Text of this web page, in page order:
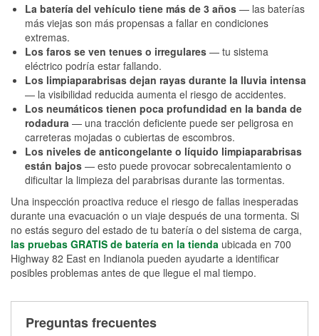
La batería del vehículo tiene más de 3 años — las baterías
más viejas son más propensas a fallar en condiciones
extremas.
Los faros se ven tenues o irregulares — tu sistema
eléctrico podría estar fallando.
Los limpiaparabrisas dejan rayas durante la lluvia intensa
— la visibilidad reducida aumenta el riesgo de accidentes.
Los neumáticos tienen poca profundidad en la banda de
rodadura — una tracción deficiente puede ser peligrosa en
carreteras mojadas o cubiertas de escombros.
Los niveles de anticongelante o líquido limpiaparabrisas
están bajos — esto puede provocar sobrecalentamiento o
dificultar la limpieza del parabrisas durante las tormentas.
Una inspección proactiva reduce el riesgo de fallas inesperadas
durante una evacuación o un viaje después de una tormenta. Si
no estás seguro del estado de tu batería o del sistema de carga,
las pruebas GRATIS de batería en la tienda ubicada en 700
Highway 82 East en Indianola pueden ayudarte a identificar
posibles problemas antes de que llegue el mal tiempo.
Preguntas frecuentes